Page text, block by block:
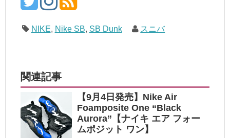
NIKE, Nike SB, SB Dunk スニバ
関連記事
【9月4日発売】Nike Air
Foamposite One “Black
Aurora”【ナイキ エア フォー
ムポジット ワン】